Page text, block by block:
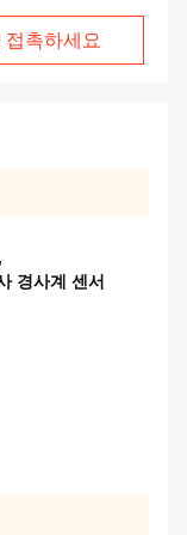
접촉하세요
,
경사계 센서